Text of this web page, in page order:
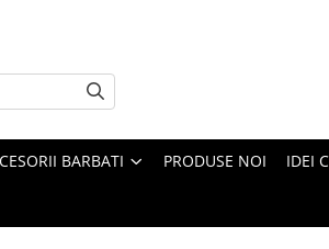
BARBATI PRODUSE NOI IDEI